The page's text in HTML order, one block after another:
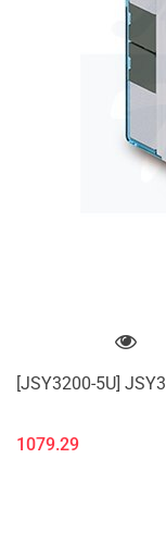
[JSY3200-5U]
1079.29